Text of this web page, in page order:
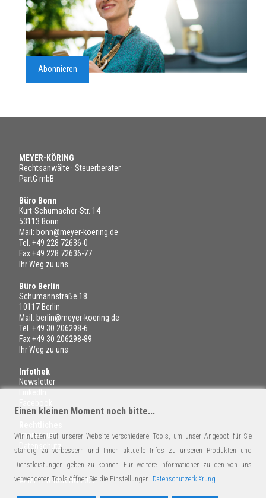
Abonnieren
MEYER-KÖRING
Rechtsanwälte · Steuerberater
PartG mbB
Büro Bonn
Kurt-Schumacher-Str. 14
53113 Bonn
Mail: bonn@meyer-koering.de
Tel. +49 228 72636-0
Fax +49 228 72636-77
Ihr Weg zu uns
Büro Berlin
Schumannstraße 18
10117 Berlin
Mail: berlin@meyer-koering.de
Tel. +49 30 206298-6
Fax +49 30 206298-89
Ihr Weg zu uns
Infothek
Newsletter
Impressum
Datenschutz
© MEYER-KÖRING 2022
Einen kleinen Moment noch bitte...
Wir nutzen auf unserer Website verschiedene Tools, um unser Angebot für Sie
ständig zu verbessern und Ihnen aktuelle Infos zu unseren Produkten und
Dienstleistungen geben zu können. Für weitere Informationen zu den von uns
verwendeten Tools öffnen Sie die Einstellungen. Datenschutzerklärung